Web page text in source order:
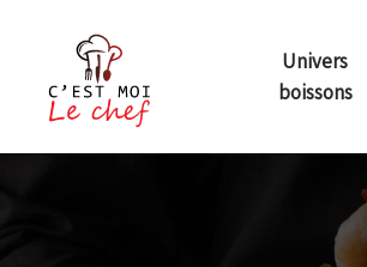
Univers
boissons